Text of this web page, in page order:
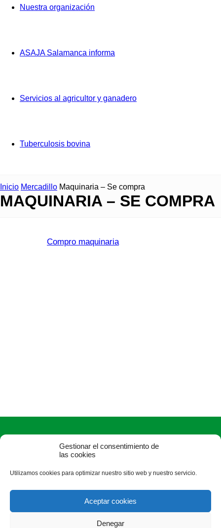
Gestionar el consentimiento de
las cookies
Utilizamos cookies para optimizar nuestro sitio web y nuestro servicio.
Aceptar cookies
Denegar
Nuestra organización
ASAJA Salamanca informa
Servicios al agricultor y ganadero
Tuberculosis bovina
Inicio Mercadillo Maquinaria – Se compra
MAQUINARIA – SE COMPRA
Compro maquinaria
ASAJA Salamanca - Jóvenes Agricultores
Camino Estrecho de la Aldehuela, 50, 37003 Salamanca -
España · Tel.: +34 923 190 720 ·asaja@asajasalamanca.com